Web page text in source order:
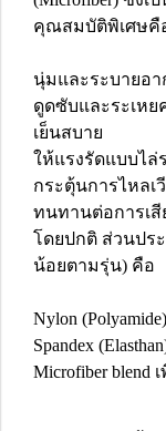
คุณสมบัติพิเศษคื
นุ่มและระบายอ
ดูดซับและระเหย
เย็นสบาย
ให้แรงรัดแบบไล่ร
กระตุ้นการไหลเ
ทนทานต่อการเ
โดยปกติ ส่วนปร
น้อยตามรุ่น) คือ
Nylon
Spandex
Microfiber